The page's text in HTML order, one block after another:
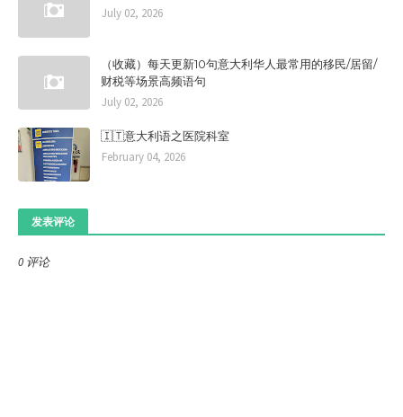
谨，负责的！” Marco & 珊珊
July 02, 2026
（收藏）每天更新10句意大利华人最常用的移民/居留/
财税等场景高频语句
July 02, 2026
🇮🇹意大利语之医院科室
February 04, 2026
发表评论
0 评论